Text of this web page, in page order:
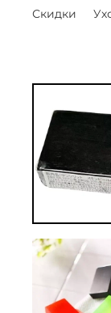
Скидки